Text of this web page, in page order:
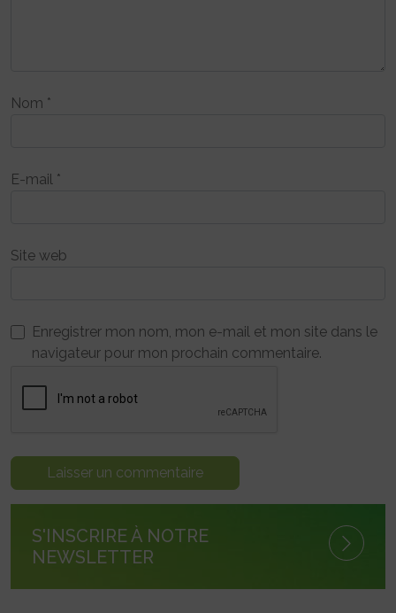
Nom *
E-mail *
Site web
Enregistrer mon nom, mon e-mail et mon site dans le
navigateur pour mon prochain commentaire.
S'INSCRIRE À NOTRE
NEWSLETTER